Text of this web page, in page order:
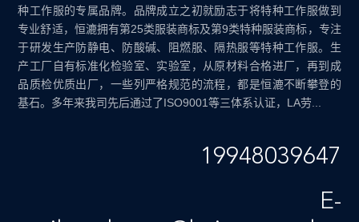
种工作服的专属品牌。品牌成立之初就励志于将特种工作服做到
专业舒适，恒漉拥有第25类服装商标及第9类特种服装商标，专注
于研发生产防静电、防酸碱、阻燃服、隔热服等特种工作服。生
产工厂自有标准化检验室、实验室，从原材料合格进厂，再到成
品质检优质出厂，一些列严格规范的流程，都是恒漉不断攀登的
基石。多年来我司先后通过了ISO9001等三体系认证，LA劳...
19948039647
E-